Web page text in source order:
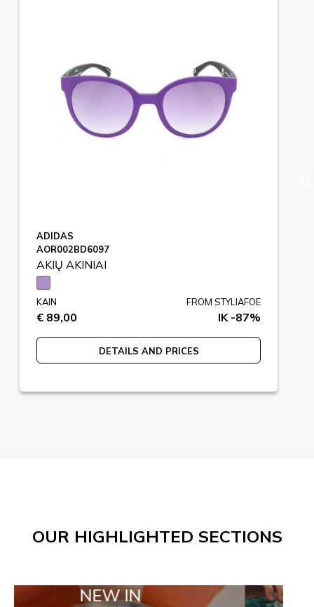
ADIDAS
AOR002BD6097
AKIŲ AKINIAI
KAIN
€ 89,00
FROM STYLIAFOE
IK -87%
DETAILS AND PRICES
OUR HIGHLIGHTED SECTIONS
NEW IN TAILOR